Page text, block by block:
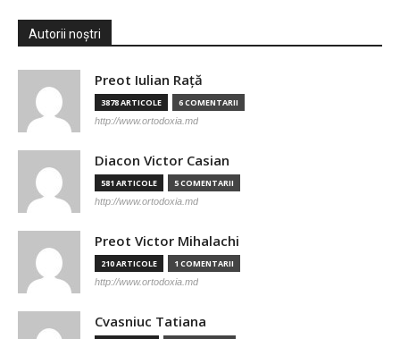
Autorii noștri
Preot Iulian Raţă
3878 ARTICOLE 6 COMENTARII
http://www.ortodoxia.md
Diacon Victor Casian
581 ARTICOLE 5 COMENTARII
http://www.ortodoxia.md
Preot Victor Mihalachi
210 ARTICOLE 1 COMENTARII
http://www.ortodoxia.md
Cvasniuc Tatiana